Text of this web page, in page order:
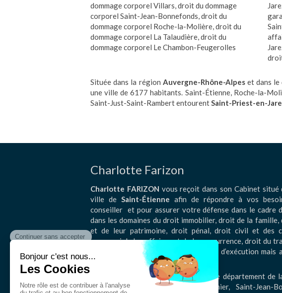
dommage corporel Villars,droit du dommage
corporel Saint-Jean-Bonnefonds,droit du
dommage corporel Roche-la-Molière,droit du
dommage corporel La Talaudière,droit du
dommage corporel Le Chambon-Feugerolles
Située dans la région Auvergne-Rhône-Alpeset dans le
une ville de 6177 habitants. Saint-Étienne, Roche-la-
Saint-Just-Saint-Rambert entourentSaint-Priest-en-
Charlotte Farizon
Charlotte FARIZON vous reçoit dans son Cabinet situé
ville de Saint-Étienne afin de répondre à vos
conseiller et pour assurer votre défense dans le cadre
dans les domaines du droit immobilier, droit de la famille,
et de leur patrimoine, droit pénal, droit civil et des
commercial, des affaires et de la concurrence, droit du
garanties, des suretés et des mesures d’exécution mais
assurances .
Charlotte FARIZON intervient dans le département de
Chamond, La Fouillouse, Saint-Galmier, Saint-Jean-